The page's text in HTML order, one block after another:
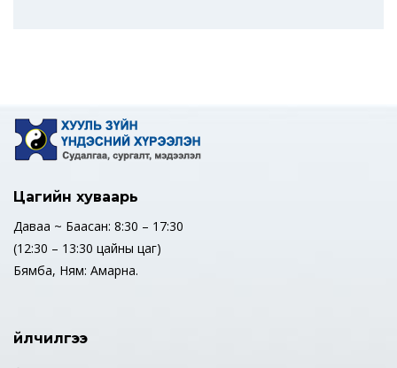
Цагийн хуваарь
Даваа ~ Баасан: 8:30 – 17:30
(12:30 – 13:30 цайны цаг)
Бямба, Ням: Амарна.
Үйлчилгээ